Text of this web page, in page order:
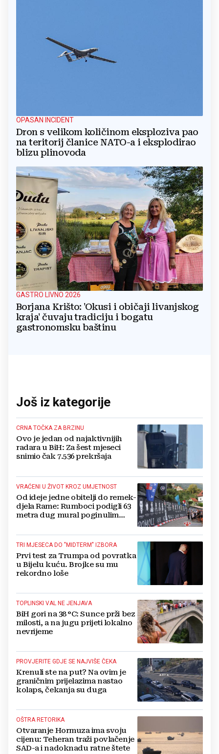
OPASAN INCIDENT
Dron s velikom količinom eksploziva pao
na teritorij članice NATO-a i eksplodirao
blizu plinovoda
GASTRO LIVNO 2026
Borjana Krišto: 'Okusi i običaji livanjskog
kraja' čuvaju tradiciju i bogatu
gastronomsku baštinu
Još iz kategorije
CRNA TOČKA ZA BRZINU
Ovo je jedan od najaktivnijih
radara u BiH: Za šest mjeseci
snimio čak 7.536 prekršaja
VRAĆENI U ŽIVOT KROZ UMJETNOST
Od ideje jedne obitelji do remek-
djela Rame: Rumboci podigli 63
metra dug mural poginulim
TRI MJESECA DO "MIDTERM" IZBORA
Prvi test za Trumpa od povratka
u Bijelu kuću. Brojke su mu
rekordno loše
TOPLINSKI VAL NE JENJAVA
BiH gori na 38 °C: Sunce prži bez
milosti, a na jugu prijeti lokalno
nevrijeme
PROVJERITE GDJE SE NAJVIŠE ČEKA
Krenuli ste na put? Na ovim je
graničnim prijelazima nastao
kolaps, čekanja su duga
OŠTRA RETORIKA
Otvaranje Hormuza ima svoju
cijenu: Teheran traži povlačenje
SAD-a i nadoknadu ratne štete